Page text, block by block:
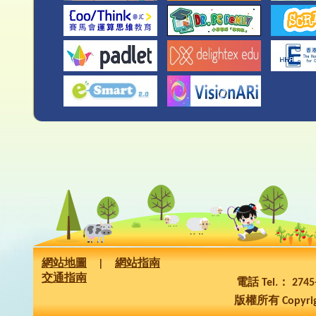
網站地圖
網站指南
交通指南
電話 Tel.：
版權所有